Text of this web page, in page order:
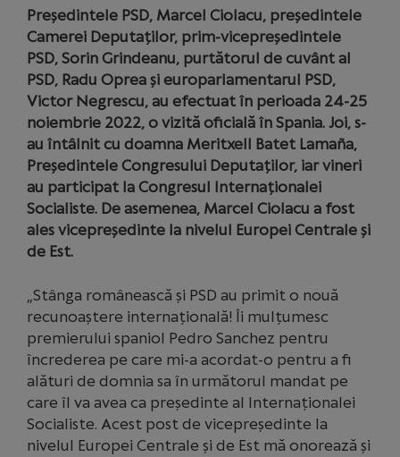
Președintele PSD, Marcel Ciolacu, președintele
Camerei Deputaților, prim-vicepreședintele
PSD, Sorin Grindeanu, purtătorul de cuvânt al
PSD, Radu Oprea și europarlamentarul PSD,
Victor Negrescu, au efectuat în perioada 24-25
noiembrie 2022, o vizită oficială în Spania. Joi, s-
au întâlnit cu doamna Meritxell Batet Lamaña,
Președintele Congresului Deputaților, iar vineri
au participat la Congresul Internaționalei
Socialiste. De asemenea, Marcel Ciolacu a fost
ales vicepreședinte la nivelul Europei Centrale și
de Est.
„Stânga românească și PSD au primit o nouă
recunoaștere internațională! Îi mulțumesc
premierului spaniol Pedro Sanchez pentru
încrederea pe care mi-a acordat-o pentru a fi
alături de domnia sa în următorul mandat pe
care îl va avea ca președinte al Internaționalei
Socialiste. Acest post de vicepreședinte la
nivelul Europei Centrale și de Est mă onorează și